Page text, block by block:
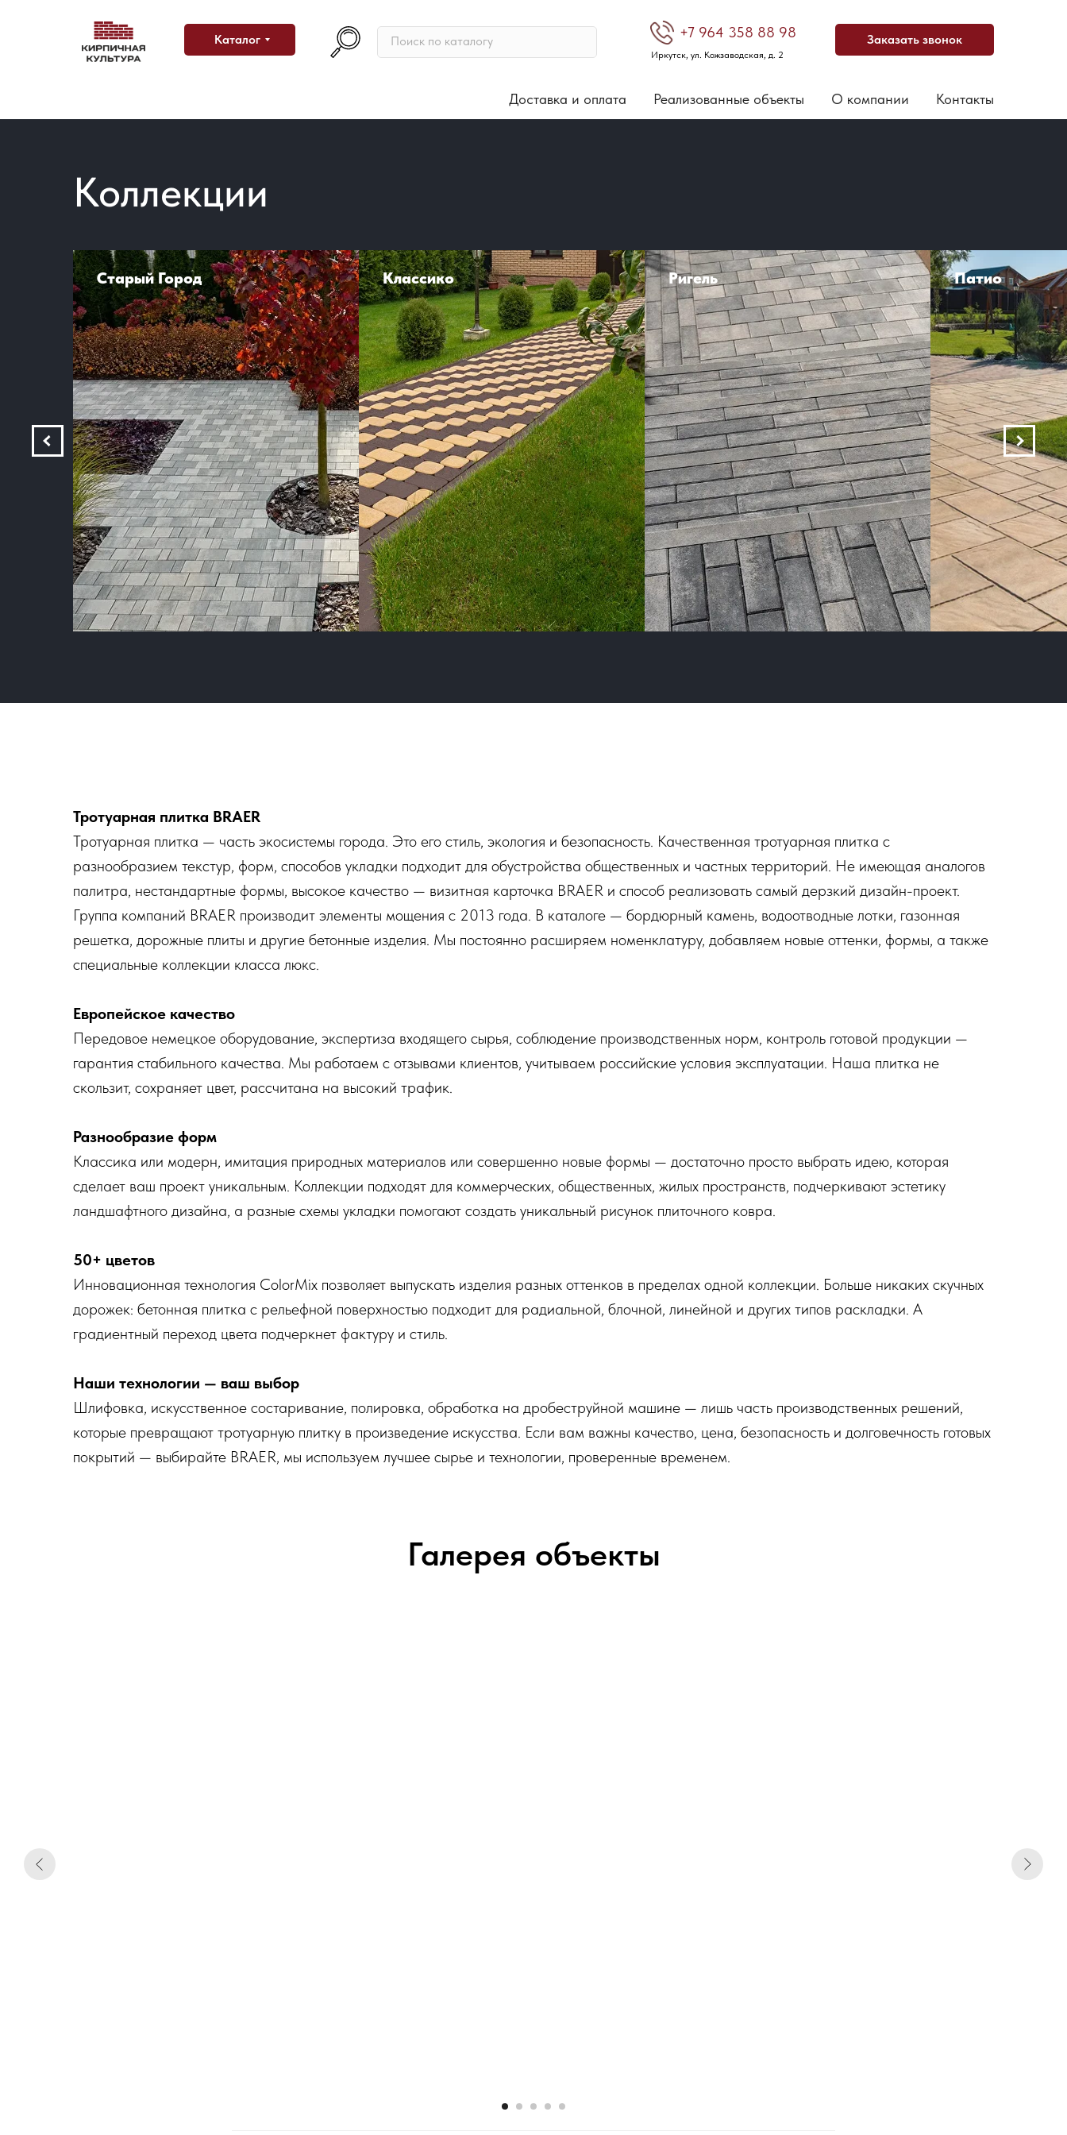
+7 964 358 88 98 Заказать звонок
Каталог
Иркутск, ул. Кожзаводская, д. 2
Поиск по каталогу
Доставка и оплата Реализованные объекты О компании Контакты
Коллекции
Старый Город Классико Ригель Патио
Тротуарная плитка BRAER
Тротуарная плитка — часть экосистемы города. Это его стиль, экология и безопасность. Качественная тротуарная плитка с
разнообразием текстур, форм, способов укладки подходит для обустройства общественных и частных территорий. Не имеющая аналогов
палитра, нестандартные формы, высокое качество — визитная карточка BRAER и способ реализовать самый дерзкий дизайн-проект.
Группа компаний BRAER производит элементы мощения с 2013 года. В каталоге — бордюрный камень, водоотводные лотки, газонная
решетка, дорожные плиты и другие бетонные изделия. Мы постоянно расширяем номенклатуру, добавляем новые оттенки, формы, а также
специальные коллекции класса люкс.
Европейское качество
Передовое немецкое оборудование, экспертиза входящего сырья, соблюдение производственных норм, контроль готовой продукции —
гарантия стабильного качества. Мы работаем с отзывами клиентов, учитываем российские условия эксплуатации. Наша плитка не
скользит, сохраняет цвет, рассчитана на высокий трафик.
Разнообразие форм
Классика или модерн, имитация природных материалов или совершенно новые формы — достаточно просто выбрать идею, которая
сделает ваш проект уникальным. Коллекции подходят для коммерческих, общественных, жилых пространств, подчеркивают эстетику
ландшафтного дизайна, а разные схемы укладки помогают создать уникальный рисунок плиточного ковра.
50+ цветов
Инновационная технология ColorMix позволяет выпускать изделия разных оттенков в пределах одной коллекции. Больше никаких скучных
дорожек: бетонная плитка с рельефной поверхностью подходит для радиальной, блочной, линейной и других типов раскладки. А
градиентный переход цвета подчеркнет фактуру и стиль.
Наши технологии — ваш выбор
Шлифовка, искусственное состаривание, полировка, обработка на дробеструйной машине — лишь часть производственных решений,
которые превращают тротуарную плитку в произведение искусства. Если вам важны качество, цена, безопасность и долговечность готовых
покрытий — выбирайте BRAER, мы используем лучшее сырье и технологии, проверенные временем.
Галерея объекты